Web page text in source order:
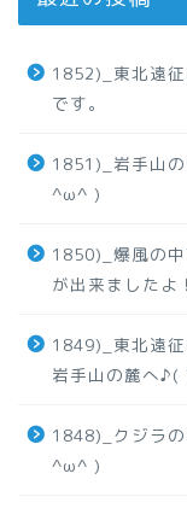
1852)_東北遠
です。
1851)_岩手山
^ω^ )
1850)_爆風の
が出来ました
1849)_東北遠
岩手山の麓へ♪(
1848)_クジラ
^ω^ )